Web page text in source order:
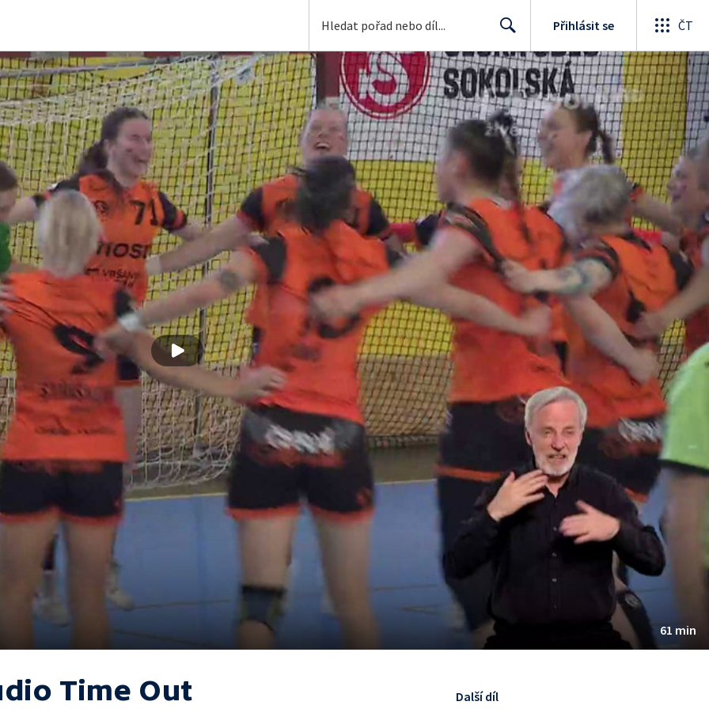
Search
Přihlásit se ČT
61 min
Time Out Další díl